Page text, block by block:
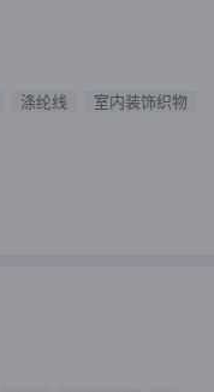
涤纶线
室内装饰织物